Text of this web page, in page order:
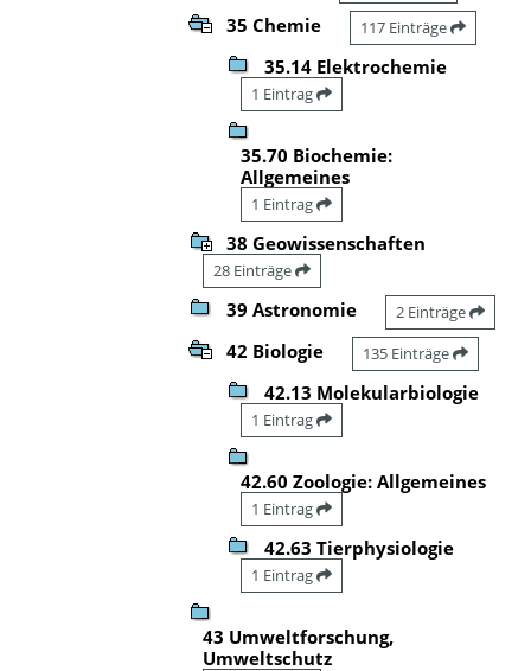
35 Chemie 117 Einträge
35.14 Elektrochemie
1 Eintrag
35.70 Biochemie:
Allgemeines
1 Eintrag
38 Geowissenschaften
28 Einträge
39 Astronomie 2 Einträge
42 Biologie 135 Einträge
42.13 Molekularbiologie
1 Eintrag
42.60 Zoologie: Allgemeines
1 Eintrag
42.63 Tierphysiologie
1 Eintrag
43 Umweltforschung,
Umweltschutz